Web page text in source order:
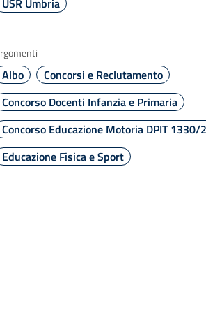
USR Umbria
Albo
Concorsi e Reclutamento
Concorso Docenti Infanzia e Primaria
Concorso Educazione Motoria DPIT 1330/
Educazione Fisica e Sport